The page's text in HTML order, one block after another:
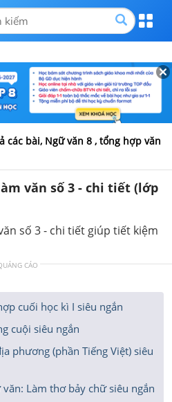
các bài, Ngữ văn 8 , tổng hợp văn
văn số 3 - chi tiết (lớp
số 3 - chi tiết giúp tiết kiệm
CÁO
cuối học kì I siêu ngắn
cuội siêu ngắn
phương (phần Tiếng Việt) siêu
Làm thơ bảy chữ siêu ngắn